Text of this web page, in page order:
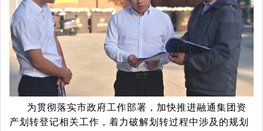
为贯彻落实市政府工作部署，加快推进融通集团资
产划转登记相关工作，着力破解划转过程中涉及的规划